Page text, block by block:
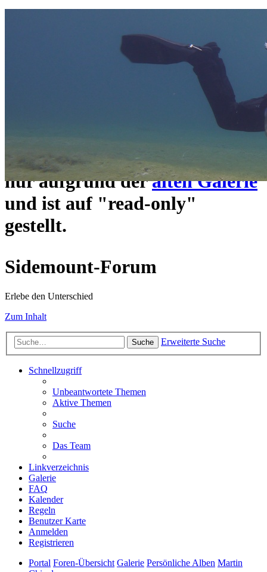
Das Sidemount-Forum ist auf
ein neues Forensystem
umgezogen und wie gewohnt
https://www.sidemount-
Das alte Forum hier existiert
nur aufgrund deralten Galerie
und ist auf "read-only"
gestellt.
Sidemount-Forum
Erlebe den Unterschied
Zum Inhalt
Suche Erweiterte Suche
Schnellzugriff
Unbeantwortete Themen
Aktive Themen
Suche
Das Team
Linkverzeichnis
Galerie
FAQ
Kalender
Regeln
Benutzer Karte
Anmelden
Registrieren
Portal Foren-Übersicht Galerie Persönliche Alben Martin